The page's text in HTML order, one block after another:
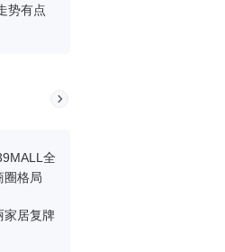
势有点
全
圈格局
家居复牌